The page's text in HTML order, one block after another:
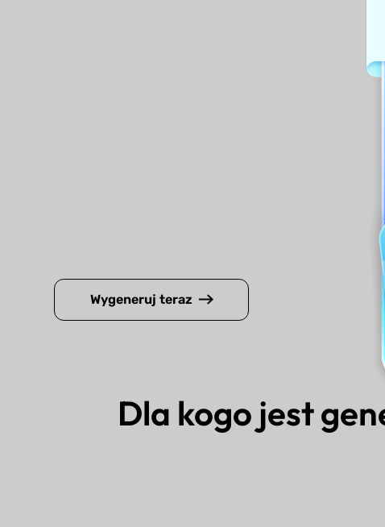
Wygeneruj teraz
Dla kogo jest